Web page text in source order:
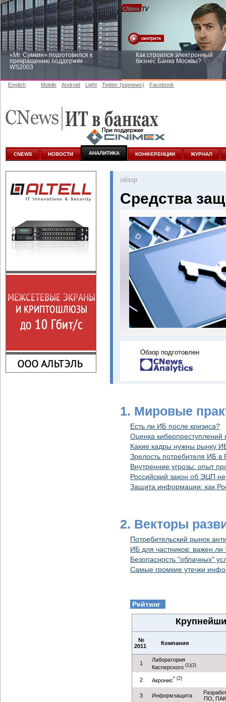
«Mr. Сумкин» подготовился к
прекращению поддержки
WS2003
Как строился электронный
бизнес Банка Москвы?
Заоблачная оптимизация: как
аналитике
Рейтинг CNewsInfrastructure
приглашаем участвовать
English Mobile Android Light Twitter (topnews) Facebook
CNEWS НОВОСТИ АНАЛИТИКА КОНФЕРЕНЦИИ ЖУРНАЛ
oбзор
Средства
Обзор подготовлен
1. Мировые
Есть ли ИБ после кризиса?
Оценка киберпреступлений
Какие кадры нужны рынку
Зрелость потребителя ИБ в
Внутренние угрозы: опыт
Российский закон об ЭЦП
Защита информации: как
2. Векторы
Потребительский рынок
ИБ для частников: важен ли
Безопасность "облачных"
Самые громкие утечки
Рейтинг
№
2011
Компания
1
Лаборатория
Касперского (1)(2)
2 Акронис* (2)
3 Информзащита
ПО, ПАК,